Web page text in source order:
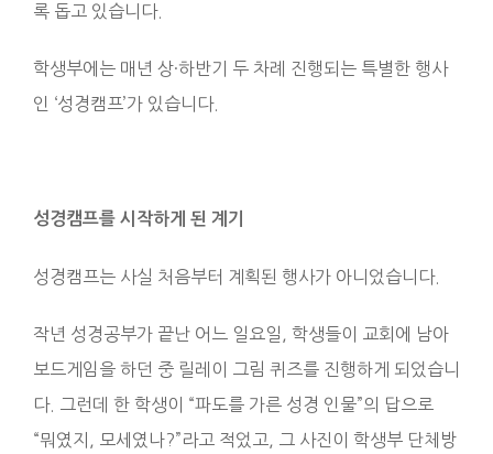
록 돕고 있습니다.
학생부에는 매년 상·하반기 두 차례 진행되는 특별한 행사
인 ‘성경캠프’가 있습니다.
성경캠프를 시작하게 된 계기
성경캠프는 사실 처음부터 계획된 행사가 아니었습니다.
작년 성경공부가 끝난 어느 일요일, 학생들이 교회에 남아
보드게임을 하던 중 릴레이 그림 퀴즈를 진행하게 되었습니
다. 그런데 한 학생이 “파도를 가른 성경 인물”의 답으로
“뭐였지, 모세였나?”라고 적었고, 그 사진이 학생부 단체방